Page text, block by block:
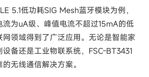
5.1低功耗SIG Mesh蓝牙模块为例，
为uA级、峰值电流不超过15mA的低
领域得到了广泛应用。无论是智能家
备还是工业物联系统，FSC-BT3431
无线通信解决方案。